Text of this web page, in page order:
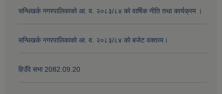
सन्धिखर्क नगरपालिकाको आ. व. २०८३/८४ काे वार्षिक नीति तथा कार्यक्रम ।
सन्धिखर्क नगरपालिकाको आ. व. २०८३/८४ काे बजेट वक्तव्य।
हिउँदे सभा 2082.09.20